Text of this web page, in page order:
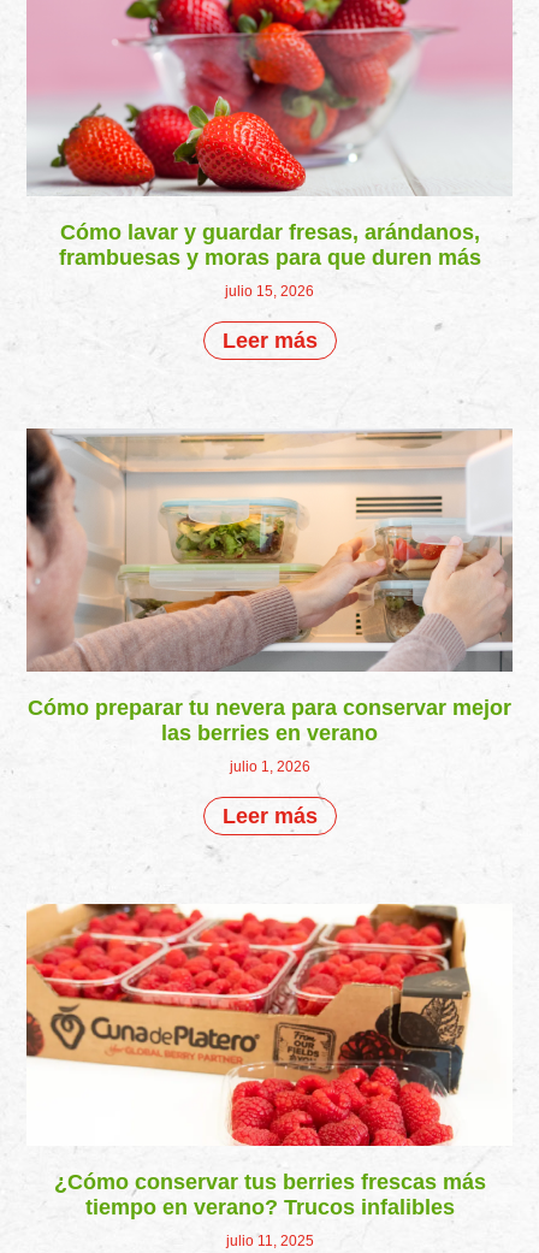
Cómo lavar y guardar fresas, arándanos,
frambuesas y moras para que duren más
julio 15, 2026
Leer más
Cómo preparar tu nevera para conservar mejor
las berries en verano
julio 1, 2026
Leer más
¿Cómo conservar tus berries frescas más
tiempo en verano? Trucos infalibles
julio 11, 2025